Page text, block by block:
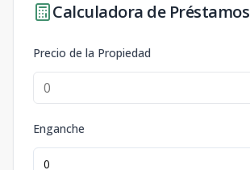
Calculadora de Préstamos
Precio de la Propiedad
Enganche